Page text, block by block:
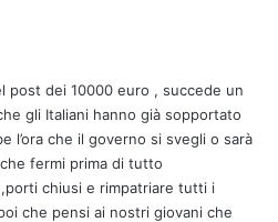
post dei 10000 euro , succede un
gli Italiani hanno già sopportato
l’ora che il governo si svegli o sarà
fermi prima di tutto
chiusi e rimpatriare tutti i
che pensi ai nostri giovani che